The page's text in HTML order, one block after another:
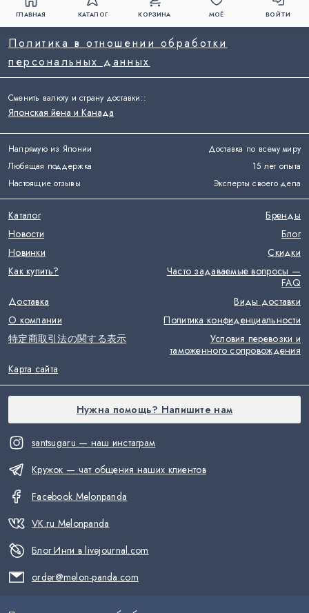
ГЛАВНАЯ КАТАЛОГ КОРЗИНА МОЁ ВОЙТИ
Напрямую из Японии
Доставка по всему миру
Любящая поддержка
15 лет опыта
Настоящие отзывы
Эксперты своего дела
santsugaru — наш инстаграм
Кружок — чат общения наших клиентов
Facebook Melonpanda
VK.ru Melonpanda
Блог Инги в livejournal.com
order@melon-panda.com
Политика в отношении обработки
персональных данных
Каталог
Бренды
Новости
Блог
Новинки
Скидки
Как купить?
Часто задаваемые вопросы —
FAQ
Доставка
Виды доставки
О компании
Политика конфиденциальности
特定商取引法の関する表示
Условия перевозки и
таможенного сопровождения
Карта сайта
Сменить валюту и страну доставки::
Японская йена и Канада
Нужна помощь? Напишите нам